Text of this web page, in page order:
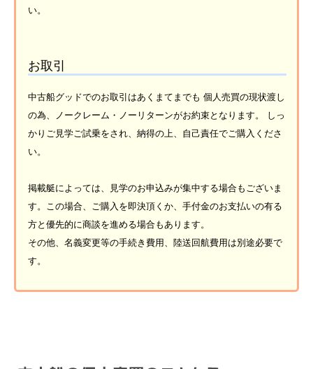
い。
お取引
中古船グッドでのお取引はあくまてまでも 個人売買の現状渡し
の為、ノークレーム・ノーリターンがお約束となります。 しっ
かりご見学ご試乗をされ、納得の上、自己責任でご購入くださ
い。
掲載艇によっては、見学のお申込みが集中する場合もございま
す。この場合、ご購入を即決頂くか、手付金のお支払いの有る
方と優先的に商談を進める場合もあります。
その他、名義変更等の手続き費用、陸送回航費用は別途必要で
す。